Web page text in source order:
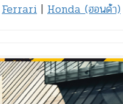
Ferrari | Honda (ฮอนด้า)